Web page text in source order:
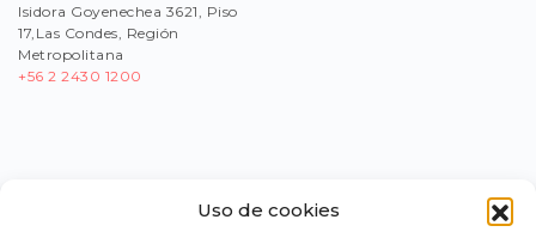
Uso de cookies
Isidora Goyenechea 3621, Piso
17,Las Condes, Región
Metropolitana
+56 2 2430 1200
PORTAL PROVEEDORES